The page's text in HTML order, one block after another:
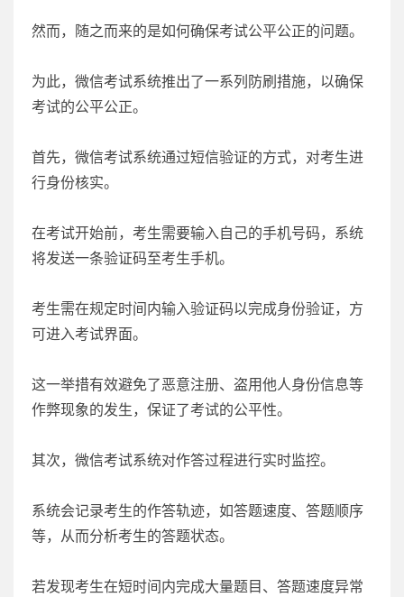
然而，随之而来的是如何确保考试公平公正的问题。
为此，微信考试系统推出了一系列防刷措施，以确保
考试的公平公正。
首先，微信考试系统通过短信验证的方式，对考生进
行身份核实。
在考试开始前，考生需要输入自己的手机号码，系统
将发送一条验证码至考生手机。
考生需在规定时间内输入验证码以完成身份验证，方
可进入考试界面。
这一举措有效避免了恶意注册、盗用他人身份信息等
作弊现象的发生，保证了考试的公平性。
其次，微信考试系统对作答过程进行实时监控。
系统会记录考生的作答轨迹，如答题速度、答题顺序
等，从而分析考生的答题状态。
若发现考生在短时间内完成大量题目、答题速度异常